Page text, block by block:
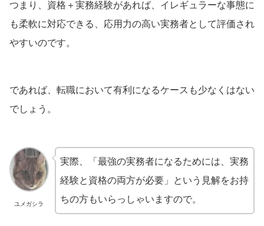
つまり、資格＋実務経験があれば、イレギュラーな事態に
も柔軟に対応できる、応用力の高い実務者として評価され
やすいのです。
であれば、転職において有利になるケースも少なくはない
でしょう。
ユメガシラ
実際、「最強の実務者になるためには、実務
経験と資格の両方が必要」という見解をお持
ちの方もいらっしゃいますので。